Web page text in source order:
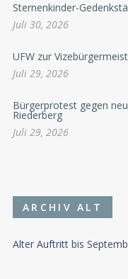
Sternenkinder-
Juli 30, 2026
UFW zur
Juli 29, 2026
Bürgerprotest gegen
Riederberg
Juli 29, 2026
ARCHIV ALT
Alter Auftritt bis